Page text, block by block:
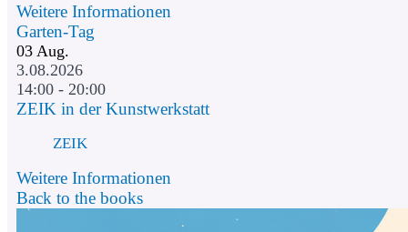
Weitere Informationen
Garten-Tag
03 Aug.
3.08.2026
14:00 - 20:00
ZEIK in der Kunstwerkstatt
ZEIK
Weitere Informationen
Back to the books